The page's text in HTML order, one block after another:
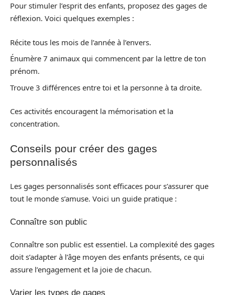
Pour stimuler l’esprit des enfants, proposez des gages de
réflexion. Voici quelques exemples :
Récite tous les mois de l’année à l’envers.
Énumère 7 animaux qui commencent par la lettre de ton
prénom.
Trouve 3 différences entre toi et la personne à ta droite.
Ces activités encouragent la mémorisation et la
concentration.
Conseils pour créer des gages
personnalisés
Les gages personnalisés sont efficaces pour s’assurer que
tout le monde s’amuse. Voici un guide pratique :
Connaître son public
Connaître son public est essentiel. La complexité des gages
doit s’adapter à l’âge moyen des enfants présents, ce qui
assure l’engagement et la joie de chacun.
Varier les types de gages